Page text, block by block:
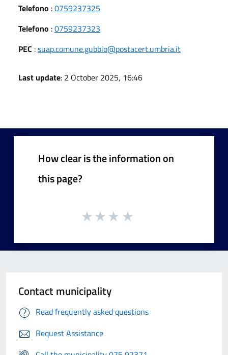
Telefono :0759237325
Telefono :0759237323
PEC :suap.comune.gubbio@postacert.umbria.it
Last update: 2 October 2025, 16:46
How clear is the information on
this page?
Contact municipality
Read frequently asked questions
Request Assistance